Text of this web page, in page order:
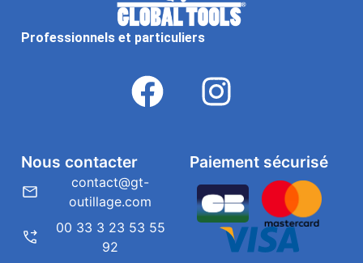
Professionnels et particuliers
Paiement sécurisé
Nous contacter
contact@gt-
outillage.com
00 33 3 23 53 55
92